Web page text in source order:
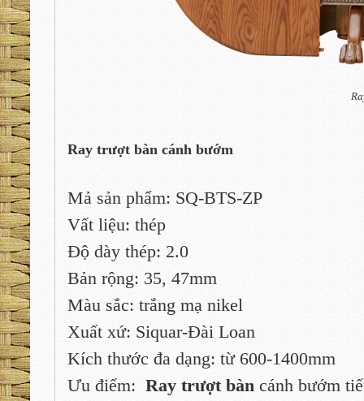
Ray trượt bàn cánh bướm
Mả sản phẩm: SQ-BTS-ZP
Vất liệu: thép
Độ dày thép: 2.0
Bản rộng: 35, 47mm
Màu sắc: trắng mạ nikel
Xuất xứ: Siquar-Đài Loan
Kích thước đa dạng: từ 600-1400mm
Ưu điểm: Ray trượt bàn cánh bướm